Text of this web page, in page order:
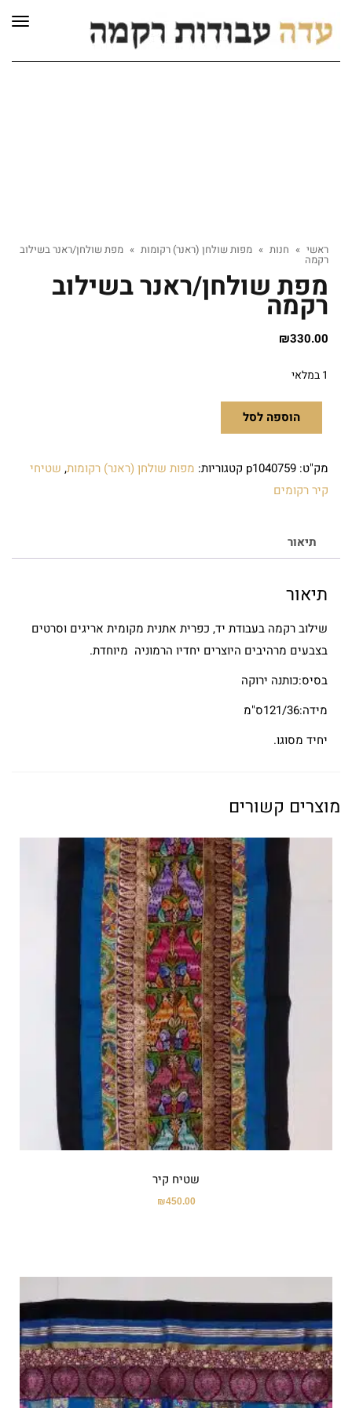
ראשי » חנות » מפות שולחן (ראנר) רקומות » מפת שולחן/ראנר בשילוב
רקמה
מפת שולחן/ראנר בשילוב
רקמה
₪330.00
1 במלאי
הוספה לסל
מק"ט: p1040759 קטגוריות: מפות שולחן (ראנר) רקומות, שטיחי
קיר רקומים
תיאור
תיאור
שילוב רקמה בעבודת יד, כפרית אתנית מקומית אריגים וסרטים
בצבעים מרהיבים היוצרים יחדיו הרמוניה מיוחדת.
בסיס:כותנה ירוקה
מידה:121/36ס"מ
יחיד מסוגו.
מוצרים קשורים
שטיח קיר
₪450.00